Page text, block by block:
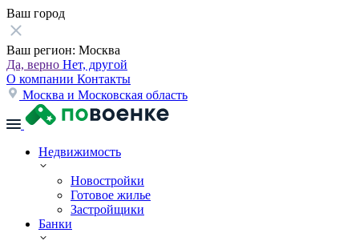
Ваш город
Ваш регион: Москва
Да, верно Нет, другой
О компании Контакты
Москва и Московская область
Недвижимость
Новостройки
Готовое жилье
Застройщики
Банки